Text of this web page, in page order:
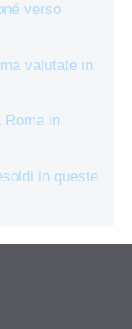
verso
valutate in
Roma in
in queste